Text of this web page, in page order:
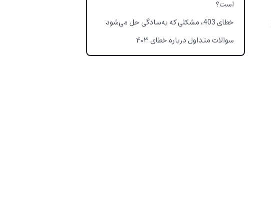
است؟
خطای 403، مشکلی که به‌سادگی حل می‌شود
سوالات متداول درباره خطای ۴۰۳